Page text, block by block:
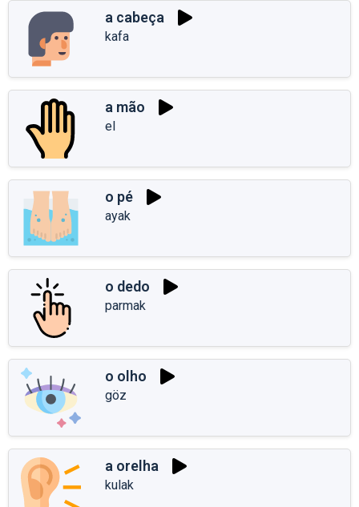
a cabeça
kafa
a mão
el
o pé
ayak
o dedo
parmak
o olho
göz
a orelha
kulak